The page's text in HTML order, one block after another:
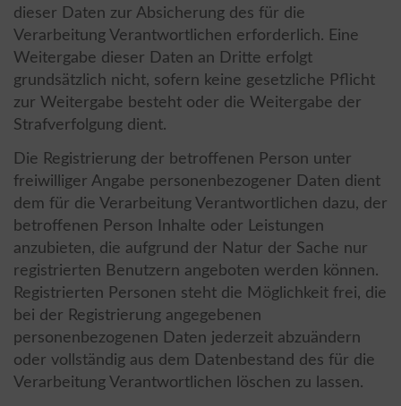
dieser Daten zur Absicherung des für die
Verarbeitung Verantwortlichen erforderlich. Eine
Weitergabe dieser Daten an Dritte erfolgt
grundsätzlich nicht, sofern keine gesetzliche Pflicht
zur Weitergabe besteht oder die Weitergabe der
Strafverfolgung dient.
Die Registrierung der betroffenen Person unter
freiwilliger Angabe personenbezogener Daten dient
dem für die Verarbeitung Verantwortlichen dazu, der
betroffenen Person Inhalte oder Leistungen
anzubieten, die aufgrund der Natur der Sache nur
registrierten Benutzern angeboten werden können.
Registrierten Personen steht die Möglichkeit frei, die
bei der Registrierung angegebenen
personenbezogenen Daten jederzeit abzuändern
oder vollständig aus dem Datenbestand des für die
Verarbeitung Verantwortlichen löschen zu lassen.